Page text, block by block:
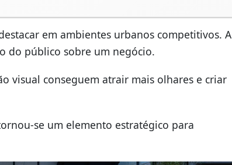
em ambientes urbanos competitivos. A
do público sobre um negócio.
visual conseguem atrair mais olhares e criar
se um elemento estratégico para